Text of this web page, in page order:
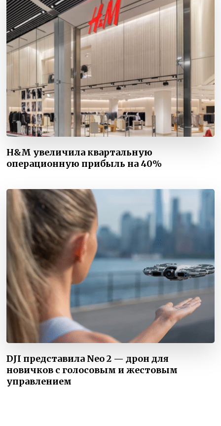
H&M увеличила квартальную
операционную прибыль на 40%
DJI представила Neo 2 — дрон для
новичков с голосовым и жестовым
управлением